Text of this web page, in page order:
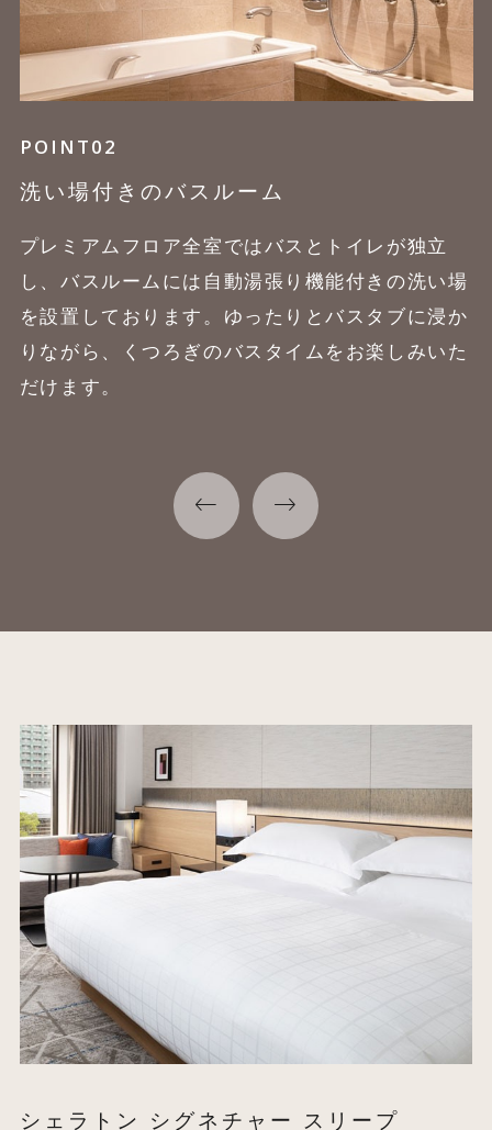
POINT01
シェラトン シグネチャー
どんな体重・体型でもそれぞれに合った硬さに変
化してサポートするシモンズのマットレス、柔ら
かでなめらかな肌触りのコットン１００％のシー
ツ、軽い掛け心地のデュベ、２種類の枕をご用意
POINT02
洗い場付きのバスルーム
プレミアムフロア全室ではバスとトイレが独立
し、バスルームには自動湯張り機能付きの洗い場
を設置しております。ゆったりとバスタブに浸か
りながら、くつろぎのバスタイムをお楽しみいた
だけます。
シェラトン シグネチャー スリープ